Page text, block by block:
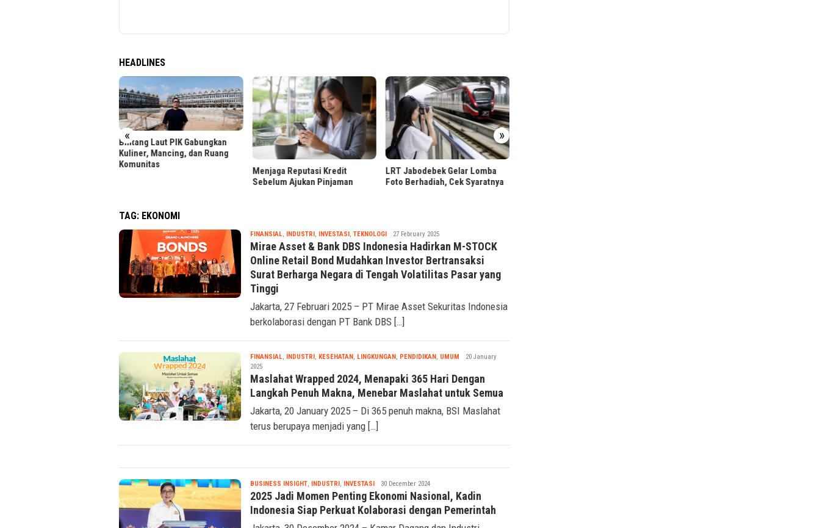
HEADLINES
« »
Menjaga Reputasi Kredit
LRT Jabodebek Gelar Lomba
Foto Berhadiah, Cek Syaratnya
Presiden Prabowo Tinjau
Hilirisasi Bioetanol PTPN I di
TAG:EKONOMI
FINANSIAL, INDUSTRI ,INVESTASI,TEKNOLOGITsaqif27 February 2025
Mirae Asset & Bank DBS Indonesia Hadirkan M-STOCK
Online Retail Bond Mudahkan Investor Bertransaksi
Surat Berharga Negara di Tengah Volatilitas Pasar yang
Tinggi
Jakarta, 27 Februari 2025 – PT Mirae Asset Sekuritas Indonesia
FINANSIAL
Ridwan
2025
Maslahat Wrapped 2024, Menapaki 365 Hari Dengan
Langkah Penuh Makna, Menebar Maslahat untuk Semua
Jakarta, 20 January 2025 – Di 365 penuh makna, BSI Maslahat
BUSINESS INSIGHT,INDUSTRI,INVESTASITsaqif
Ridwan
30 December 2024
2025 Jadi Momen Penting Ekonomi Nasional, Kadin
Indonesia Siap Perkuat Kolaborasi dengan Pemerintah